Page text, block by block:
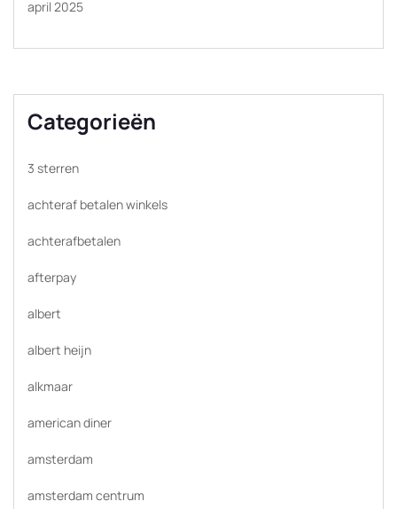
april 2025
Categorieën
3 sterren
achteraf betalen winkels
achterafbetalen
afterpay
albert
albert heijn
alkmaar
american diner
amsterdam
amsterdam centrum